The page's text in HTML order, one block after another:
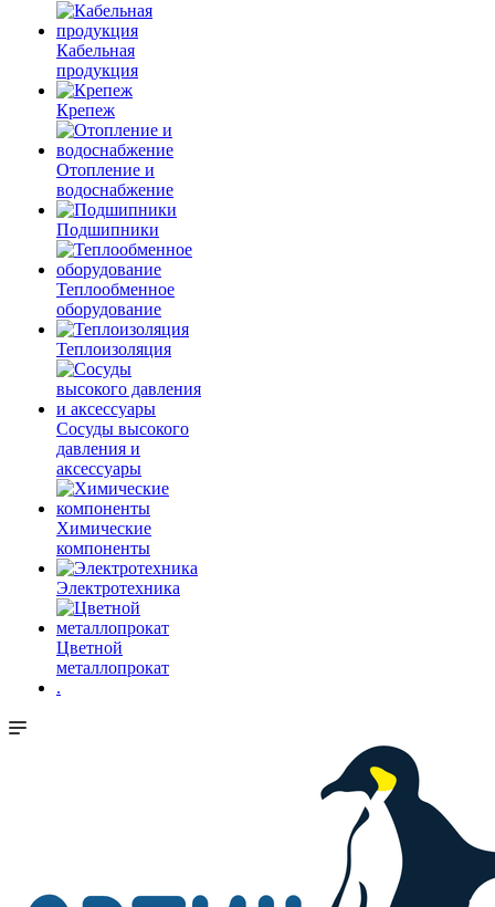
Кабельная
продукция
Крепеж
Отопление и
водоснабжение
Подшипники
Теплообменное
оборудование
Теплоизоляция
Сосуды высокого
давления и
аксессуары
Химические
компоненты
Электротехника
Цветной
металлопрокат
.